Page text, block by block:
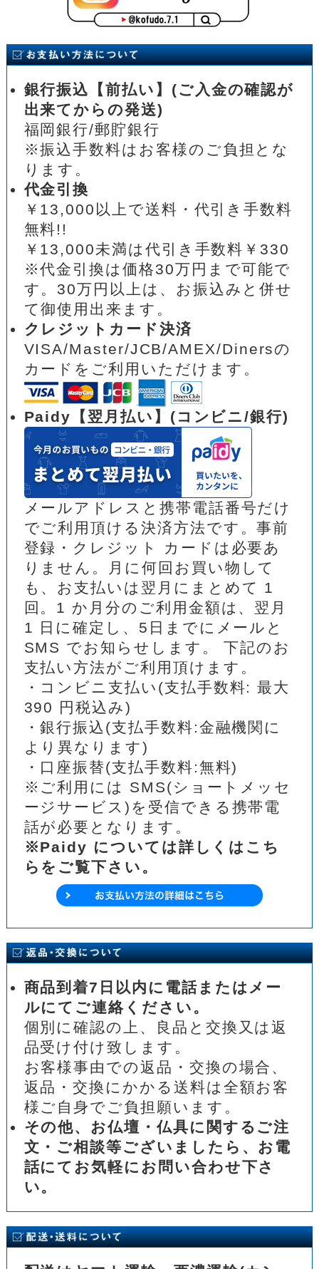
銀行振込【前払い】(ご入金の確認が
出来てからの発送)
福岡銀行/郵貯銀行
※振込手数料はお客様のご負担とな
ります。
代金引換
￥13,000以上で送料・代引き手数料
無料!!
￥13,000未満は代引き手数料￥330
※代金引換は価格30万円まで可能で
す。30万円以上は、お振込みと併せ
て御使用出来ます。
クレジットカード決済
VISA/Master/JCB/AMEX/Dinersの
カードをご利用いただけます。
Paidy【翌月払い】(コンビニ/銀行)
メールアドレスと携帯電話番号だけ
でご利用頂ける決済方法です。事前
登録・クレジット カードは必要あ
りません。月に何回お買い物して
も、お支払いは翌月にまとめて 1
回。1 か月分のご利用金額は、翌月
1 日に確定し、5日までにメールと
SMS でお知らせします。 下記のお
支払い方法がご利用頂けます。
・コンビニ支払い(支払手数料: 最大
390 円税込み)
・銀行振込(支払手数料:金融機関に
より異なります)
・口座振替(支払手数料:無料)
※ご利用には SMS(ショートメッセ
ージサービス)を受信できる携帯電
話が必要となります。
※Paidy については詳しくはこち
らをご覧下さい。
商品到着7日以内に電話またはメー
ルにてご連絡ください。
個別に確認の上、良品と交換又は返
品受け付け致します。
お客様事由での返品・交換の場合、
返品・交換にかかる送料は全額お客
様ご自身でご負担願います。
その他、お仏壇・仏具に関するご注
文・ご相談等ございましたら、お電
話にてお気軽にお問い合わせ下さ
い。